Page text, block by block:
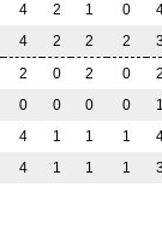
4 2 1 0
4 2 2 2
2 0 2 0
0 0 0 0
4 1 1 1
4 1 1 1